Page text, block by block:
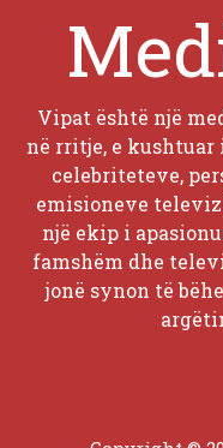
Vipat është një
në rritje, e
celebriteteve,
emisioneve
një ekip i
famshëm dhe
jonë synon të